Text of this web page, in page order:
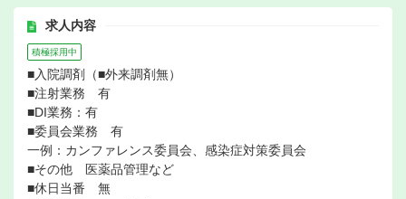
求人内容
積極採用中
■入院調剤（■外来調剤無）
■注射業務 有
■DI業務：有
■委員会業務 有
一例：カンファレンス委員会、感染症対策委員会
■その他 医薬品管理など
■休日当番 無